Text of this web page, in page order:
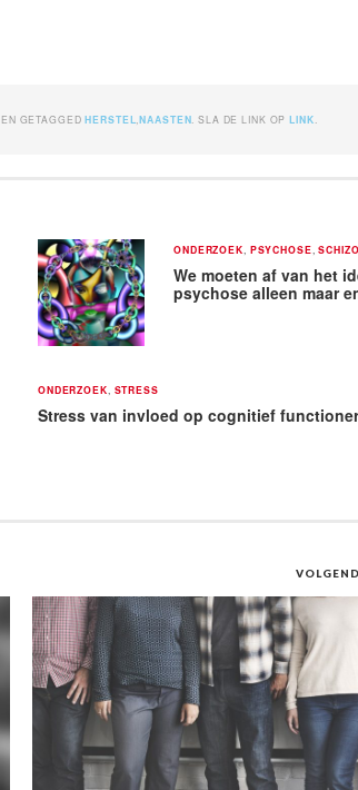
EN GETAGGEDHERSTEL ,NAASTEN . SLA DE LINK OPLINK
ONDERZOEK PSYCHOSE ,
We moeten af van het
psychose alleen maar
ONDERZOEK STRESS
Stress van invloed op cognitief